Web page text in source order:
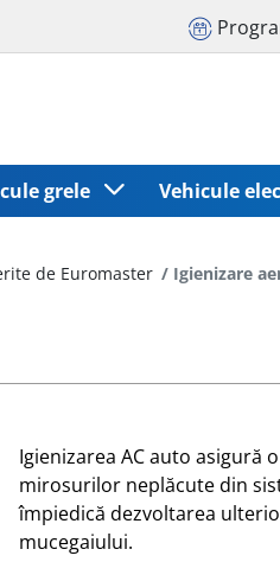
grele Vehicule
de Euromaster Igienizare
Igienizarea AC auto asigură
mirosurilor neplăcute din
împiedică dezvoltarea
mucegaiului.